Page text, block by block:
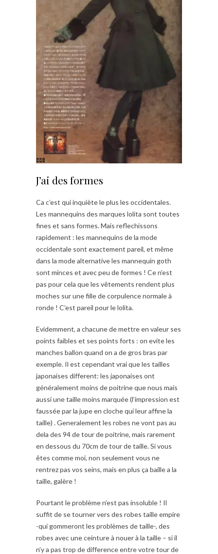
J’ai des formes
Ca c’est qui inquiète le plus les occidentales.
Les mannequins des marques lolita sont toutes
fines et sans formes. Mais reflechissons
rapidement : les mannequins de la mode
occidentale sont exactement pareil, et même
dans la mode alternative les mannequin goth
sont minces et avec peu de formes ! Ce n’est
pas pour cela que les vêtements rendent plus
moches sur une fille de corpulence normale à
ronde ! C’est pareil pour le lolita.
Evidemment, a chacune de mettre en valeur ses
points faibles et ses points forts : on evite les
manches ballon quand on a de gros bras par
exemple. Il est cependant vrai que les tailles
japonaises different: les japonaises ont
généralement moins de poitrine que nous mais
aussi une taille moins marquée (l’impression est
faussée par la jupe en cloche qui leur affine la
taille) . Generalement les robes ne vont pas au
dela des 94 de tour de poitrine, mais rarement
en dessous du 70cm de tour de taille. Si vous
êtes comme moi, non seulement vous ne
rentrez pas vos seins, mais en plus ça baille a la
taille, galère !
Pourtant le problème n’est pas insoluble ! Il
suffit de se tourner vers des robes taille empire
-qui gommeront les problèmes de taille-, des
robes avec une ceinture à nouer à la taille – si il
n’y a pas trop de difference entre votre tour de